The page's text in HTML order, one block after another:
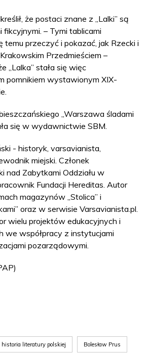
że postaci znane z „Lalki” są
– Tymi tablicami
przeczyć i pokazać, jak Rzecki i
Przedmieściem –
„Lalka” stała się więc
pomnikiem wystawionym XIX-
„Warszawa śladami
się w wydawnictwie SBM.
- historyk, varsavianista,
miejski. Członek
nad Zabytkami Oddziału w
Fundacji Hereditas. Autor
magazynów „Stolica” i
oraz w serwisie Varsavianista.pl.
wielu projektów edukacyjnych i
we współpracy z instytucjami
pozarządowymi.
historia literatury polskiej Bolesław Prus